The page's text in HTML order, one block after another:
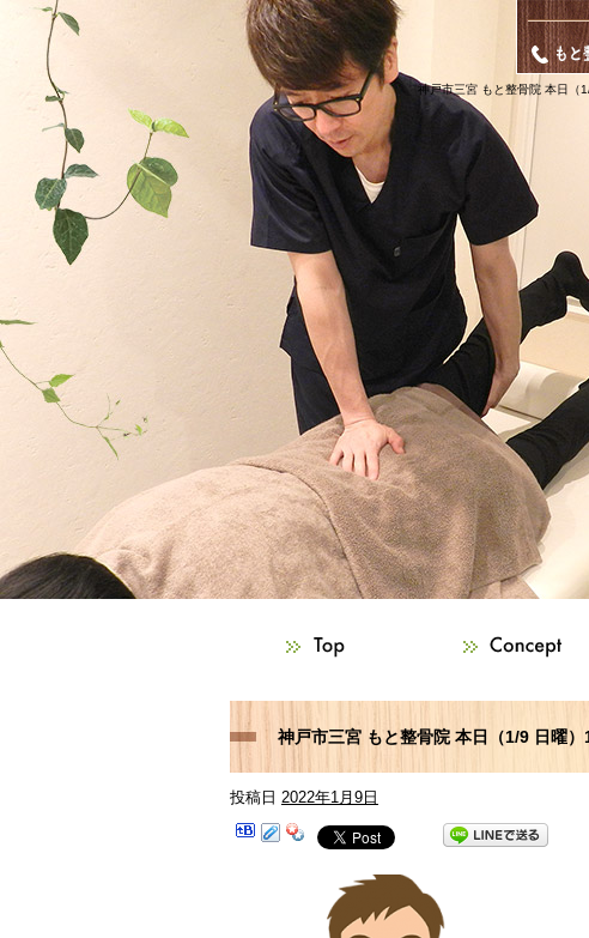
神戸市三宮 もと整骨院 本日（
神戸市三宮 もと整骨院 本日（1/9 日曜
お困りの方はご相談下さい！
投稿日 2022年1月9日